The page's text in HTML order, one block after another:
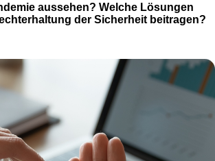
aussehen? Welche Lösungen
der Sicherheit beitragen?